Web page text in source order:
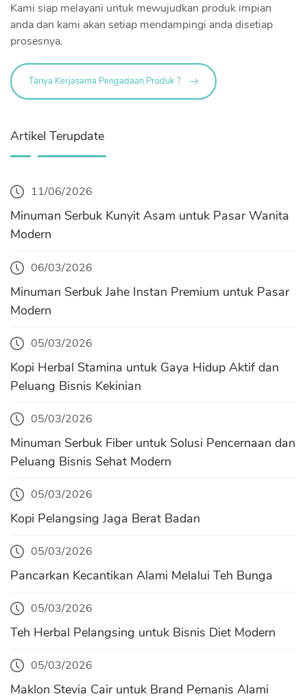
Kami siap melayani untuk mewujudkan produk impian
anda dan kami akan setiap mendampingi anda disetiap
prosesnya.
Tanya Kerjasama Pengadaan Produk ?
Artikel Terupdate
11/06/2026
Minuman Serbuk Kunyit Asam untuk Pasar Wanita
Modern
06/03/2026
Minuman Serbuk Jahe Instan Premium untuk Pasar
Modern
05/03/2026
Kopi Herbal Stamina untuk Gaya Hidup Aktif dan
Peluang Bisnis Kekinian
05/03/2026
Minuman Serbuk Fiber untuk Solusi Pencernaan dan
Peluang Bisnis Sehat Modern
05/03/2026
Kopi Pelangsing Jaga Berat Badan
05/03/2026
Pancarkan Kecantikan Alami Melalui Teh Bunga
05/03/2026
Teh Herbal Pelangsing untuk Bisnis Diet Modern
05/03/2026
Maklon Stevia Cair untuk Brand Pemanis Alami